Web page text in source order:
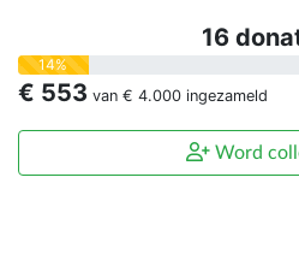
16
14%
€ 553 van € 4.000 ingezameld
Word